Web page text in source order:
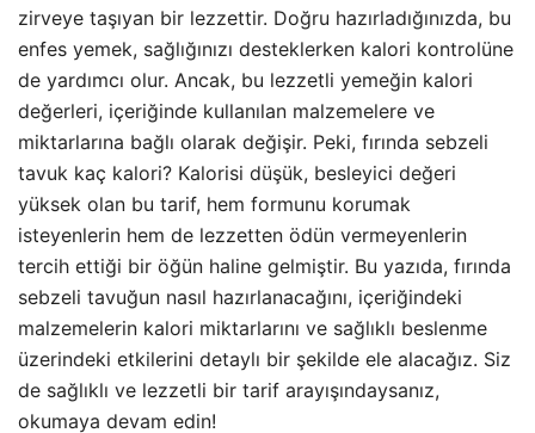
zirveye taşıyan bir lezzettir. Doğru hazırladığınızda, bu
enfes yemek, sağlığınızı desteklerken kalori kontrolüne
de yardımcı olur. Ancak, bu lezzetli yemeğin kalori
değerleri, içeriğinde kullanılan malzemelere ve
miktarlarına bağlı olarak değişir. Peki, fırında sebzeli
tavuk kaç kalori? Kalorisi düşük, besleyici değeri
yüksek olan bu tarif, hem formunu korumak
isteyenlerin hem de lezzetten ödün vermeyenlerin
tercih ettiği bir öğün haline gelmiştir. Bu yazıda, fırında
sebzeli tavuğun nasıl hazırlanacağını, içeriğindeki
malzemelerin kalori miktarlarını ve sağlıklı beslenme
üzerindeki etkilerini detaylı bir şekilde ele alacağız. Siz
de sağlıklı ve lezzetli bir tarif arayışındaysanız,
okumaya devam edin!